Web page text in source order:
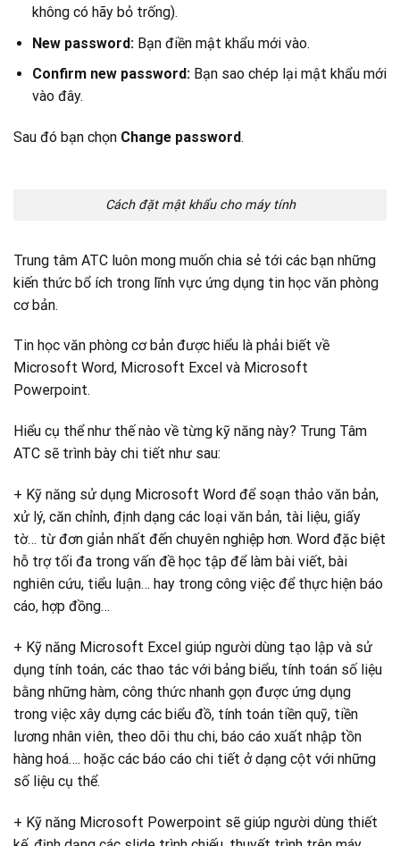
không có hãy bỏ trống).
New password: Bạn điền mật khẩu mới vào.
Confirm new password: Bạn sao chép lại mật khẩu mới
vào đây.
Sau đó bạn chọn Change password.
Cách đặt mật khẩu cho máy tính
Trung tâm ATC luôn mong muốn chia sẻ tới các bạn những
kiến thức bổ ích trong lĩnh vực ứng dụng tin học văn phòng
cơ bản.
Tin học văn phòng cơ bản được hiểu là phải biết về
Microsoft Word, Microsoft Excel và Microsoft
Powerpoint.
Hiểu cụ thể như thế nào về từng kỹ năng này? Trung Tâm
ATC sẽ trình bày chi tiết như sau:
+ Kỹ năng sử dụng Microsoft Word để soạn thảo văn bản,
xử lý, căn chỉnh, định dạng các loại văn bản, tài liệu, giấy
tờ… từ đơn giản nhất đến chuyên nghiệp hơn. Word đặc biệt
hỗ trợ tối đa trong vấn đề học tập để làm bài viết, bài
nghiên cứu, tiểu luận… hay trong công việc để thực hiện báo
cáo, hợp đồng…
+ Kỹ năng Microsoft Excel giúp người dùng tạo lập và sử
dụng tính toán, các thao tác với bảng biểu, tính toán số liệu
bằng những hàm, công thức nhanh gọn được ứng dụng
trong việc xây dựng các biểu đồ, tính toán tiền quỹ, tiền
lương nhân viên, theo dõi thu chi, báo cáo xuất nhập tồn
hàng hoá…. hoặc các báo cáo chi tiết ở dạng cột với những
số liệu cụ thể.
+ Kỹ năng Microsoft Powerpoint sẽ giúp người dùng thiết